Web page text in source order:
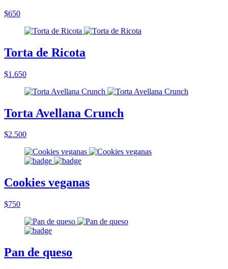
$650
Torta de Ricota
$1.650
Torta Avellana Crunch
$2.500
Cookies veganas
$750
Pan de queso